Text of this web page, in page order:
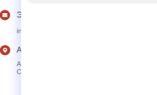
Электронная почта
info@cn-clwgroup.com
Адрес
Автомобильный промышленный парк зоны
Суйчжоу, Хубэй, Китай.